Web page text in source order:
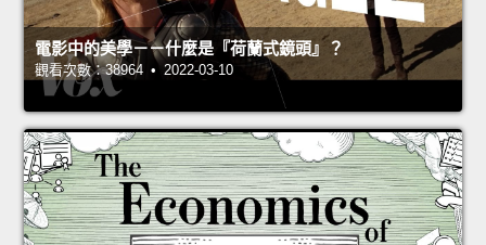
電影中的美學－－什麼是『荷蘭式鏡頭』？
觀看次數：38964 • 2022-03-10